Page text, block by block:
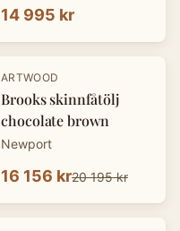
14 995 kr
-20%
ARTWOOD
Brooks skinnfåtölj
chocolate brown
Newport
16 156 kr20 195 kr